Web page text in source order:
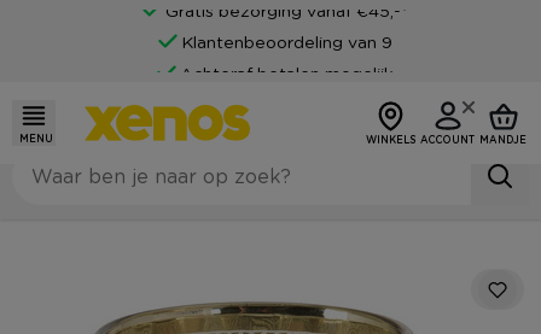
Gratis bezorging vanaf €45,-*
Klantenbeoordeling van 9
Achteraf betalen mogelijk
MENU WINKELS ACCOUNT MANDJE